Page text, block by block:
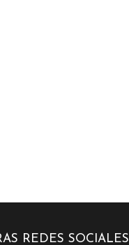
REDES SOCIALES